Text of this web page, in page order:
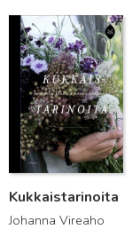
Kukkaistarinoita
Johanna Vireaho
Lue lisää